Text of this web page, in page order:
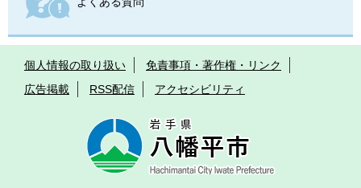
個人情報の取り扱い
免責事項・著作権・リンク
広告掲載
RSS配信 アクセシビリティ